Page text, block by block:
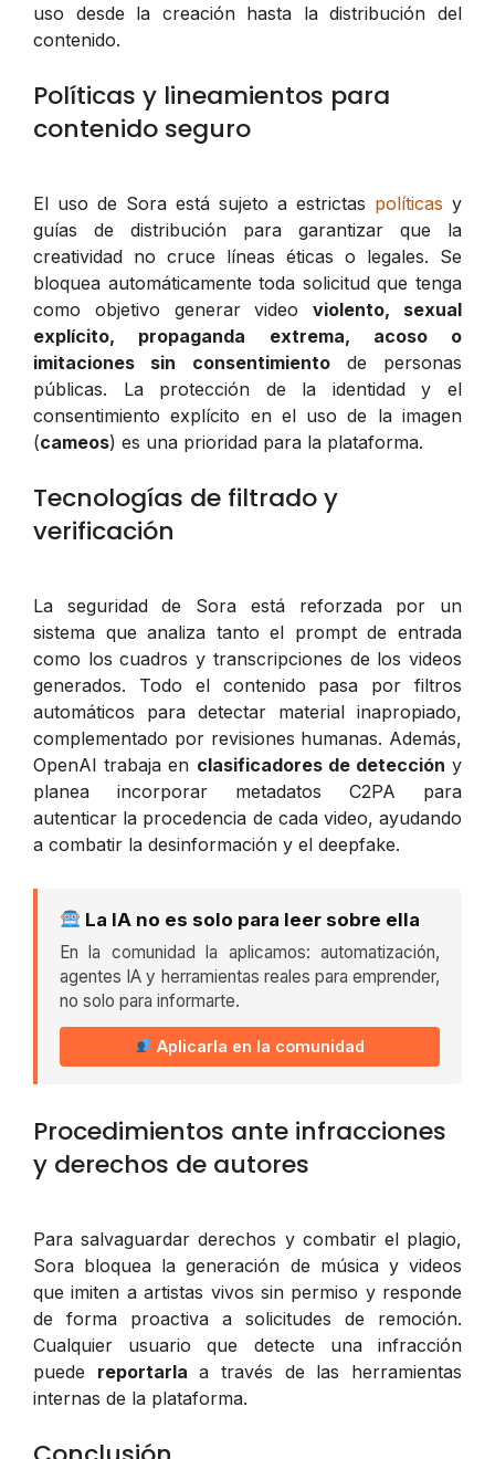
uso desde la creación hasta la distribución del
contenido.
Políticas y lineamientos para
contenido seguro
El uso de Sora está sujeto a estrictas políticas y
guías de distribución para garantizar que la
creatividad no cruce líneas éticas o legales. Se
bloquea automáticamente toda solicitud que tenga
como objetivo generar videoviolento, sexual
explícito, propaganda extrema, acoso o
imitaciones sin consentimientode personas
públicas. La protección de la identidad y el
consentimiento explícito en el uso de la imagen
(cameos) es una prioridad para la plataforma.
Tecnologías de filtrado y
verificación
La seguridad de Sora está reforzada por un
sistema que analiza tanto el prompt de entrada
como los cuadros y transcripciones de los videos
generados. Todo el contenido pasa por filtros
automáticos para detectar material inapropiado,
complementado por revisiones humanas. Además,
OpenAI trabaja en clasificadores de detección y
planea incorporar metadatos C2PA para
autenticar la procedencia de cada video, ayudando
a combatir la desinformación y el deepfake.
La IA no es solo para leer sobre ella
En la comunidad la aplicamos: automatización,
agentes IA y herramientas reales para emprender,
no solo para informarte.
Aplicarla en la comunidad
Procedimientos ante infracciones
y derechos de autores
Para salvaguardar derechos y combatir el plagio,
Sora bloquea la generación de música y videos
que imiten a artistas vivos sin permiso y responde
de forma proactiva a solicitudes de remoción.
Cualquier usuario que detecte una infracción
puede reportarla a través de las herramientas
internas de la plataforma.